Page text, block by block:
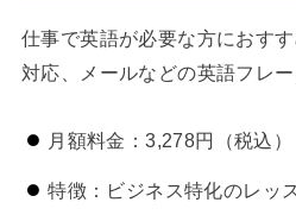
仕事で英語が必要な方におす
対応、メールなどの英語フレ
月額料金：3,278円（税込）
特徴：ビジネス特化のレッ